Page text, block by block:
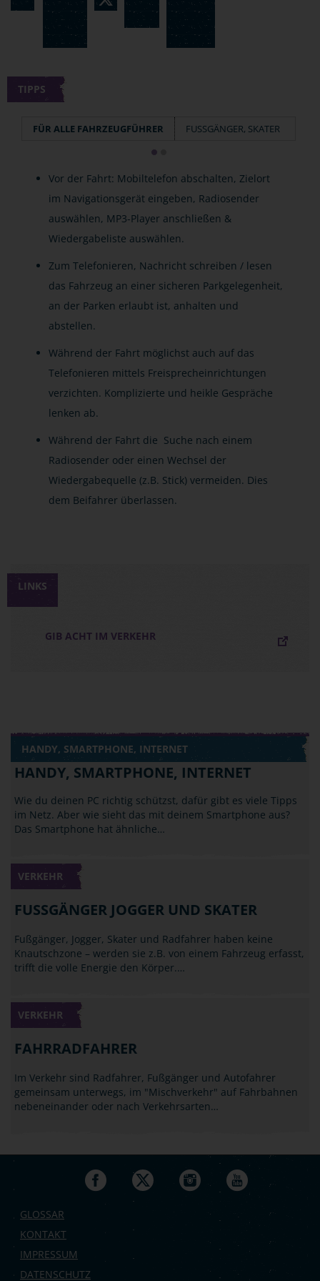
TIPPS
FÜR ALLE FAHRZEUGFÜHRER FUSSGÄNGER, SKATER
Vor der Fahrt: Mobiltelefon abschalten, Zielort
im Navigationsgerät eingeben, Radiosender
auswählen, MP3-Player anschließen &
Wiedergabeliste auswählen.
Zum Telefonieren, Nachricht schreiben / lesen
das Fahrzeug an einer sicheren Parkgelegenheit,
an der Parken erlaubt ist, anhalten und
abstellen.
Während der Fahrt möglichst auch auf das
Telefonieren mittels Freisprecheinrichtungen
verzichten. Komplizierte und heikle Gespräche
lenken ab.
Während der Fahrt die Suche nach einem
Radiosender oder einen Wechsel der
Wiedergabequelle (z.B. Stick) vermeiden. Dies
dem Beifahrer überlassen.
LINKS
GIB ACHT IM VERKEHR
HANDY, SMARTPHONE, INTERNET
HANDY, SMARTPHONE, INTERNET
Wie du deinen PC richtig schützst, dafür gibt es viele Tipps
im Netz. Aber wie sieht das mit deinem Smartphone aus?
Das Smartphone hat ähnliche…
VERKEHR
FUSSGÄNGER JOGGER UND SKATER
Fußgänger, Jogger, Skater und Radfahrer haben keine
Knautschzone – werden sie z.B. von einem Fahrzeug erfasst,
trifft die volle Energie den Körper.…
VERKEHR
FAHRRADFAHRER
Im Verkehr sind Radfahrer, Fußgänger und Autofahrer
gemeinsam unterwegs, im "Mischverkehr" auf Fahrbahnen
nebeneinander oder nach Verkehrsarten…
GLOSSAR
KONTAKT
IMPRESSUM
DATENSCHUTZ